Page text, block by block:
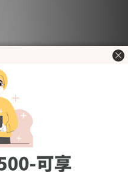
韓國 Bamboo Bebe 竹纖維
紗薄被+雙面涼感長枕頭+床
墊套裝 (馬戲團) (2色)
HK$957.00